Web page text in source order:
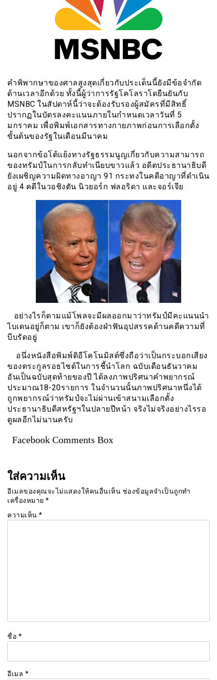
คำพิพากษาของศาลสูงสุดเกี่ยวกับประเด็นนี้ยังมีข้อจำกัด
ด้านเวลาอีกด้วย ทั้งนี้ผู้ว่าการรัฐโคโลราโดยืนยันกับ
MSNBC ในสัปดาห์นี้ว่าจะต้องรับรองผู้สมัครที่มีสิทธิ์
ปรากฏในบัตรลงคะแนนภายในกำหนดเวลาวันที่ 5
มกราคม เพื่อพิมพ์เอกสารทางกายภาพก่อนการเลือกตั้ง
ขั้นต้นของรัฐในเดือนมีนาคม
นอกจากข้อโต้แย้งทางรัฐธรรมนูญเกี่ยวกับความสามารถ
ของทรัมป์ในการกลับทำเนียบขาวแล้ว อดีตประธานาธิบดี
ยังเผชิญความผิดทางอาญา 91 กระทงในคดีอาญาที่ดำเนิน
อยู่ 4 คดีในวอชิงตัน นิวยอร์ก ฟลอริดา และจอร์เจีย
อย่างไรก็ตามแม้โพลจะมีผลออกมาว่าทรัมป์มีคะแนนนำ
ไบเดนอยู่ก็ตาม เขาก็ยังต้องฝ่าฟันอุปสรรคด้านคดีความที่
บีบรัดอยู่
อนึ่งหนังสือพิมพ์ดิอีโคโนมิสต์ซึ่งถือว่าเป็นกระบอกเสียง
ของตระกูลรอธไชด์ในการชี้นำโลก ฉบับเดือนธันวาคม
อันเป็นฉบับสุดท้ายของปี ได้ลงภาพปริศนาคำพยากรณ์
ประมาณ18-20รายการ ในจำนวนนั้นภาพปริศนาหนึ่งได้
ถูกพยากรณ์ว่าทรัมป์จะไม่ผ่านเข้าสนามเลือกตั้ง
ประธานาธิบดีสหรัฐฯในปลายปีหน้า จริงไม่จริงอย่างไรรอ
ดูผลอีกไม่นานครับ
Facebook Comments Box
ใส่ความเห็น
อีเมลของคุณจะไม่แสดงให้คนอื่นเห็น ช่องข้อมูลจำเป็นถูกทำ
เครื่องหมาย *
ความเห็น *
ชื่อ *
อีเมล *